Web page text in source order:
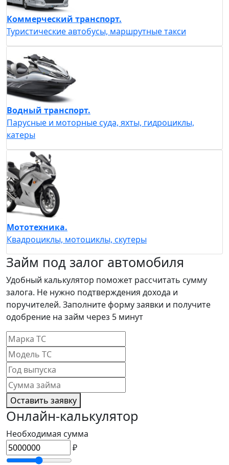
Коммерческий транспорт.
Туристические автобусы, маршрутные такси
Водный транспорт.
Парусные и моторные суда, яхты, гидроциклы,
катеры
Мототехника.
Квадроциклы, мотоциклы, скутеры
Займ под залог автомобиля
Удобный калькулятор поможет рассчитать сумму
залога. Не нужно подтверждения дохода и
поручителей. Заполните форму заявки и получите
одобрение на займ через 5 минут
Оставить заявку
Онлайн-калькулятор
Необходимая сумма
₽